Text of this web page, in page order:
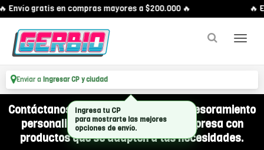
Envío gratis en compras mayores a $200.000 🔥 🔥
Enviar a Ingresar CP y ciudad
Contáctanos por WhatsApp y recibí asesoramiento
personalizado para equipar a tu empresa con
productos que se adapten a tus necesidades.
Ingresa tu CP
para mostrarte las mejores
opciones de envío.